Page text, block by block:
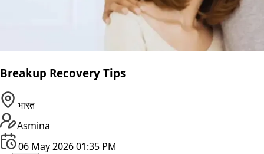
Breakup Recovery Tips
भारत
Asmina
06 May 2026 01:35 PM